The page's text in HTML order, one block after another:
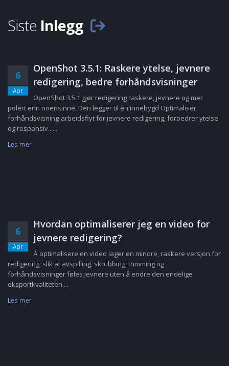
Siste Inlegg
6
Apr
OpenShot 3.5.1: Raskere ytelse, jevnere
redigering, bedre forhåndsvisninger
OpenShot 3.5.1 gjør redigering raskere, jevnere og mer
polert enn noensinne. Den legger til en innebygd Optimaliser
forhåndsvisning-arbeidsflyt for jevnere redigering, forbedrer ytelse
og responsiv......
Les mer
6
Apr
Hvordan optimaliserer jeg en video for
jevnere redigering?
Å optimalisere en video lager en mindre, raskere versjon for
redigering, slik at avspilling, skrubbing, trimming og
forhåndsvisninger føles jevnere uten å endre den endelige
eksportkvaliteten....
Les mer